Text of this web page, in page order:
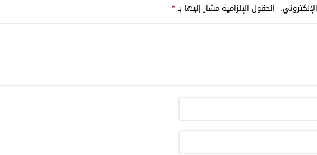
الحقول الإلزامية مشار إليها بـ*